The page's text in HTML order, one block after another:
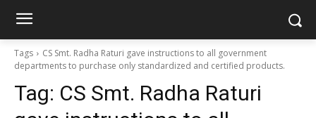
Tags
CS Smt. Radha Raturi gave instructions to all government
departments to purchase only standardized and certified products.
Tag: CS Smt. Radha Raturi